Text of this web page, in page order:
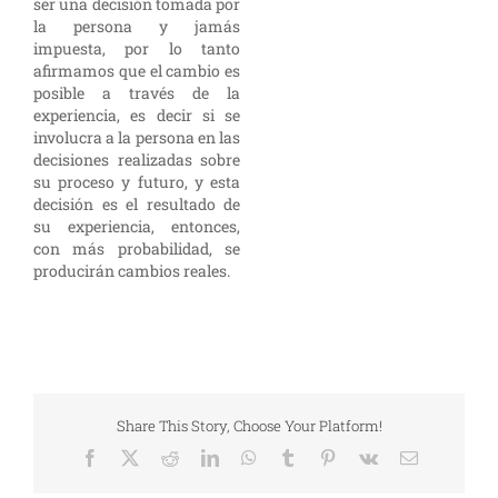
la persona y jamás
impuesta, por lo tanto
afirmamos que el cambio es
posible a través de la
experiencia, es decir si se
involucra a la persona en las
decisiones realizadas sobre
su proceso y futuro, y esta
decisión es el resultado de
su experiencia, entonces,
con más probabilidad, se
producirán cambios reales.
Share This Story, Choose Your Platform!
Facebook RedditLinkedInWhatsApp
Tumblr Pinterest
Vk
Correo